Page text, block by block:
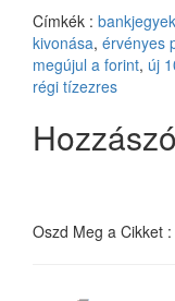
Címkék :
kivonása, érvényes
megújul a forint, új
régi tízezres
Oszd Meg a Cikket :